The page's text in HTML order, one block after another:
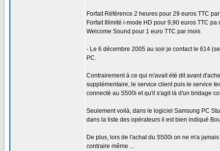
Forfait Référence 2 heures pour 29 euros TTC
Forfait Illimité i-mode HD pour 9,90 euros TTC pa
Welcome Sound pour 1 euro TTC par mois
- Le 6 décembre 2005 au soir je contact le 614
PC.
Contrairement à ce qui m'avait été dit avant
supplémentaire, le service client puis le service
connecté au S500i et qu'il s'agit là d'un bridage
Seulement voilà, dans le logiciel Samsung PC
dans la liste des opérateurs il est bien indiqué
De plus, lors de l'achat du S500i on ne m'a
contraire même ...